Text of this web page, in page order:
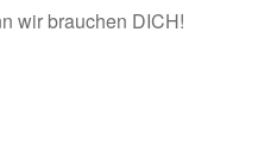
wir brauchen DICH!